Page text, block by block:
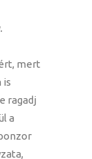
mert
is
ragadj
a